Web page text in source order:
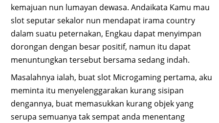
kemajuan nun lumayan dewasa. Andaikata Kamu mau
slot seputar sekalor nun mendapat irama country
dalam suatu peternakan, Engkau dapat menyimpan
dorongan dengan besar positif, namun itu dapat
menuntungkan tersebut bersama sedang indah.
Masalahnya ialah, buat slot Microgaming pertama, aku
meminta itu menyelenggarakan kurang sisipan
dengannya, buat memasukkan kurang objek yang
serupa semuanya tak sempat anda menentang